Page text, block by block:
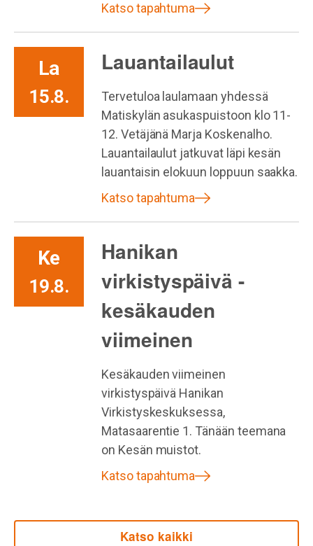
Katso tapahtuma
La
15.8.
Lauantailaulut
Tervetuloa laulamaan yhdessä
Matiskylän asukaspuistoon klo 11-
12. Vetäjänä Marja Koskenalho.
Lauantailaulut jatkuvat läpi kesän
lauantaisin elokuun loppuun saakka.
Katso tapahtuma
Ke
19.8.
Hanikan
virkistyspäivä -
kesäkauden
viimeinen
Kesäkauden viimeinen
virkistyspäivä Hanikan
Virkistyskeskuksessa,
Matasaarentie 1. Tänään teemana
on Kesän muistot.
Katso tapahtuma
Katso kaikki